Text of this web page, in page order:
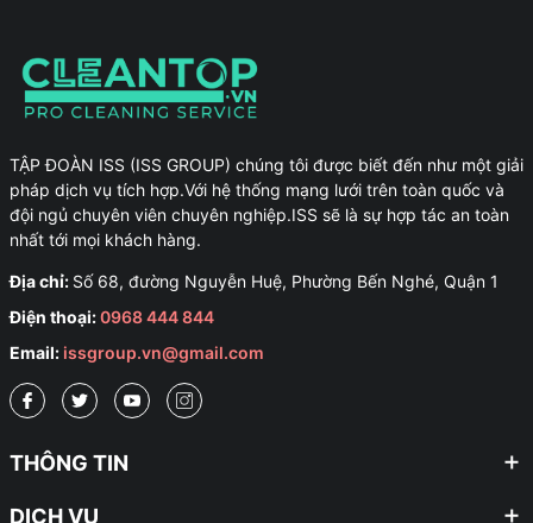
TẬP ĐOÀN ISS (ISS GROUP) chúng tôi được biết đến như một giải
pháp dịch vụ tích hợp.Với hệ thống mạng lưới trên toàn quốc và
đội ngủ chuyên viên chuyên nghiệp.ISS sẽ là sự hợp tác an toàn
nhất tới mọi khách hàng.
Địa chỉ: Số 68, đường Nguyễn Huệ, Phường Bến Nghé, Quận 1
Điện thoại:0968 444 844
Email: issgroup.vn@gmail.com
THÔNG TIN
DỊCH VỤ